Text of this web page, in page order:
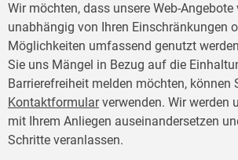
Wir möchten, dass unsere Web-
unabhängig von Ihren Einschränkungen
Möglichkeiten umfassend genutzt
Sie uns Mängel in Bezug auf die
Barrierefreiheit melden möchten, können
Kontaktformularverwenden. Wir werden
mit Ihrem Anliegen auseinandersetzen
Schritte veranlassen.